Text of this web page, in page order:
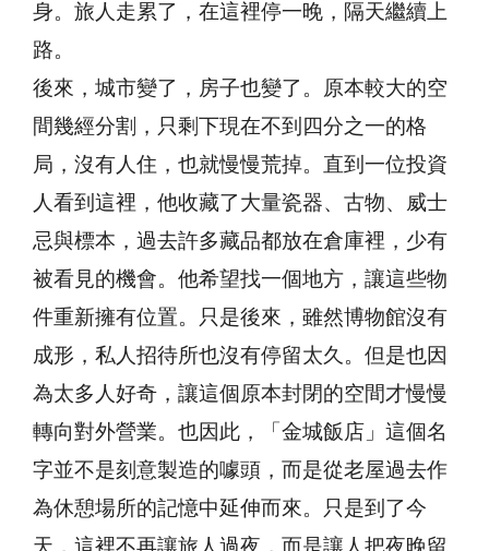
身。旅人走累了，在這裡停一晚，隔天繼續上
路。
後來，城市變了，房子也變了。原本較大的空
間幾經分割，只剩下現在不到四分之一的格
局，沒有人住，也就慢慢荒掉。直到一位投資
人看到這裡，他收藏了大量瓷器、古物、威士
忌與標本，過去許多藏品都放在倉庫裡，少有
被看見的機會。他希望找一個地方，讓這些物
件重新擁有位置。只是後來，雖然博物館沒有
成形，私人招待所也沒有停留太久。但是也因
為太多人好奇，讓這個原本封閉的空間才慢慢
轉向對外營業。也因此，「金城飯店」這個名
字並不是刻意製造的噱頭，而是從老屋過去作
為休憩場所的記憶中延伸而來。只是到了今